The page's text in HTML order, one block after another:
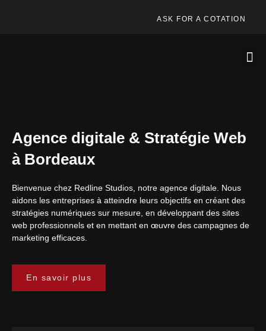
ASK FOR A COTATION
Agence digitale & Stratégie Web
à Bordeaux
Bienvenue chez Redline Studios, notre agence digitale. Nous
aidons les entreprises à atteindre leurs objectifs en créant des
stratégies numériques sur mesure, en développant des sites
web professionnels et en mettant en œuvre des campagnes de
marketing efficaces.
En savoir plus